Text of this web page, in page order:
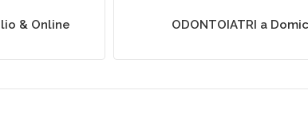
& Online ODONTOIATRI a